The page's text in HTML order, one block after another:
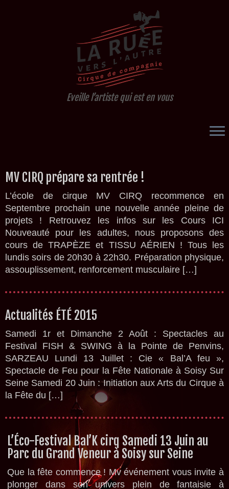
au
contenu
Eveille l’artiste qui est en vous
MV CIRQ prépare sa rentrée !
L’école de cirque MV CIRQ recommence en
Septembre prochain une nouvelle année pleine de
projets ! Retrouvez les infos sur les Cours ICI
Nouveauté pour les adultes, nous proposons des
cours de TRAPÈZE et TISSU AÉRIEN ! Tous les
lundis soirs de 20h30 à 22h30. Préparation physique,
assouplissement, renforcement musculaire […]
Actualités ÉTÉ 2015
Samedi 1r et Dimanche 2 Août : Spectacles au
Festival FISH & SWING à la Pointe de Penvins,
SARZEAU Lundi 13 Juillet : Cie « Bal’A feu »,
Spectacle de Feu pour la Fête Nationale à Soisy Sur
Seine Samedi 20 Juin : Initiation aux Arts du Cirque à
la Fête du […]
L’Éco-Festival Bal’K cirq Samedi 13 Juin au
Parc du Grand Veneur à Soisy sur Seine
Que la fête commence ! Mv événement vous invite à
plonger dans son univers plein de fantaisie à